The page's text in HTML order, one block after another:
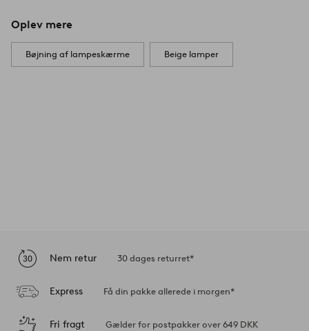
Oplev mere
Bøjning af lampeskærme Beige lamper
Nem retur 30 dages returret*
Express Få din pakke allerede i morgen*
Fri fragt Gælder for postpakker over 649 DKK